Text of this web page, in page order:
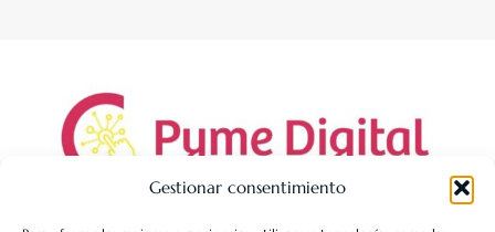
Gestionar consentimiento